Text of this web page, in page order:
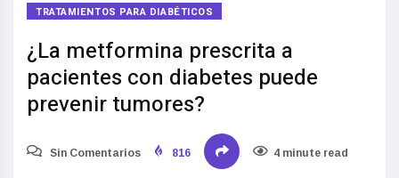
TRATAMIENTOS PARA DIABÉTICOS
¿La metformina prescrita a
pacientes con diabetes puede
prevenir tumores?
Sin Comentarios 816 4 minute read